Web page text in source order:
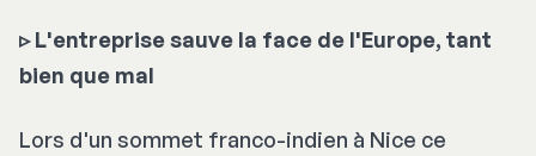
▹ L'entreprise sauve la face de l'Europe, tant
bien que mal
Lors d'un sommet franco-indien à Nice ce